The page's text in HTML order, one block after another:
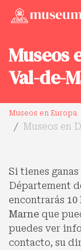
Museos
Val-de-
Museos en Europa
Museos en
Si tienes
Département
encontrarás
Marne que
puedes ver
contacto, su